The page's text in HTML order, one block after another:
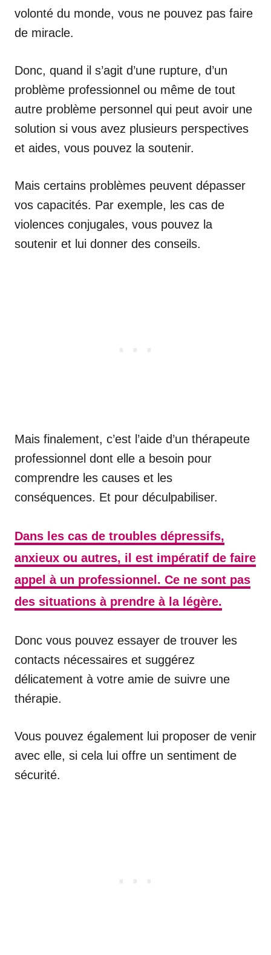
volonté du monde, vous ne pouvez pas faire
de miracle.
Donc, quand il s’agit d’une rupture, d’un
problème professionnel ou même de tout
autre problème personnel qui peut avoir une
solution si vous avez plusieurs perspectives
et aides, vous pouvez la soutenir.
Mais certains problèmes peuvent dépasser
vos capacités. Par exemple, les cas de
violences conjugales, vous pouvez la
soutenir et lui donner des conseils.
Mais finalement, c’est l’aide d’un thérapeute
professionnel dont elle a besoin pour
comprendre les causes et les
conséquences. Et pour déculpabiliser.
Dans les cas de troubles dépressifs,
anxieux ou autres, il est impératif de faire
appel à un professionnel. Ce ne sont pas
des situations à prendre à la légère.
Donc vous pouvez essayer de trouver les
contacts nécessaires et suggérez
délicatement à votre amie de suivre une
thérapie.
Vous pouvez également lui proposer de venir
avec elle, si cela lui offre un sentiment de
sécurité.